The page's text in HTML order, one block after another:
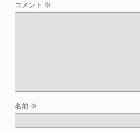
コメント ※
名前 ※